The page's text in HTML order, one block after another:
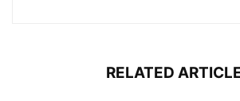
RELATED